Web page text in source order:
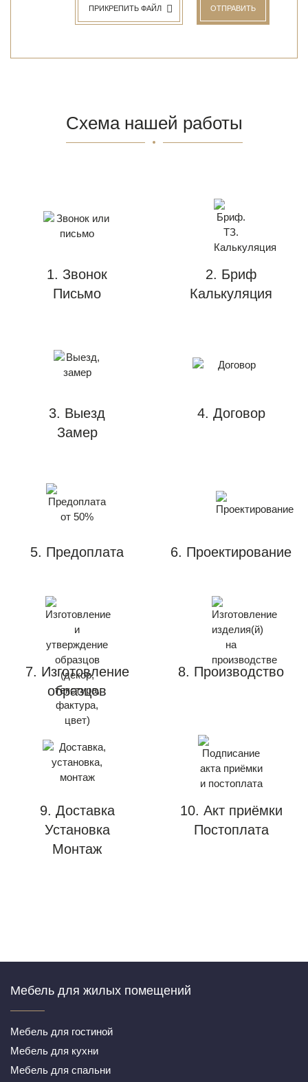
ПРИКРЕПИТЬ ФАЙЛ ОТПРАВИТЬ
Схема нашей работы
1. Звонок
Письмо
2. Бриф
Калькуляция
3. Выезд
Замер
4. Договор
5. Предоплата 6. Проектирование
7. Изготовление
образцов
8. Производство
9. Доставка
Установка
Монтаж
10. Акт приёмки
Постоплата
Мебель для жилых помещений
Мебель для гостиной
Мебель для кухни
Мебель для спальни